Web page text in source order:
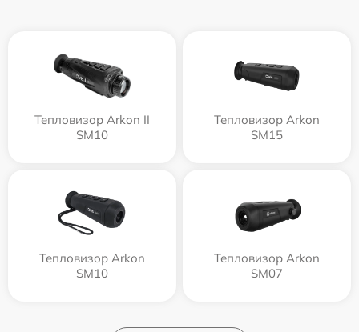
Тепловизор Arkon II
SM10
Тепловизор Arkon
SM15
Тепловизор Arkon
SM10
Тепловизор Arkon
SM07